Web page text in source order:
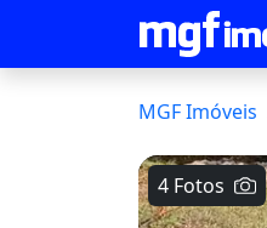
MGF Imóveis
4 Fotos